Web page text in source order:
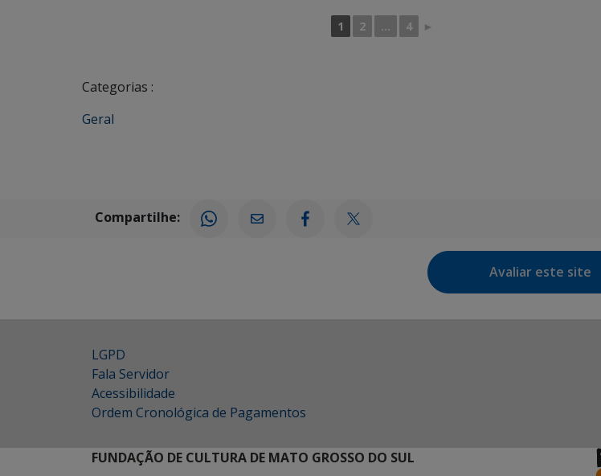
1 2 ... 4 ►
Categorias :
Geral
Compartilhe:
Avaliar este site
LGPD
Fala Servidor
Acessibilidade
Ordem Cronológica de Pagamentos
FUNDAÇÃO DE CULTURA DE MATO GROSSO DO SUL